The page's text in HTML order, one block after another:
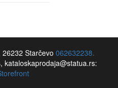
Starčevo 062632238.
kataloskaprodaja@statua.rs: